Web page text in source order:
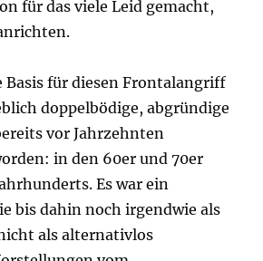
für das viele Leid gemacht,
Basis für diesen Frontalangriff
doppelbödige, abgründige
vor Jahrzehnten
in den 60er und 70er
Es war ein
bis dahin noch irgendwie als
als alternativlos